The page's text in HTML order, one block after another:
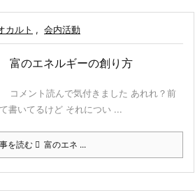
カルト , 会内活動
富のエネルギーの創り方
コメント読んで気付きました あれれ？前
書いてるけど それについ ...
を読む 富のエネ ...